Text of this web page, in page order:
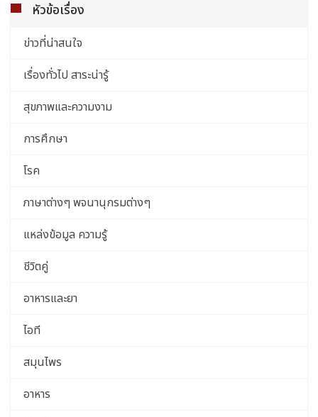
หัวข้อเรื่อง
ข่าวที่น่าสนใจ
เรื่องทั่วไป สาระน่ารู้
สุขภาพและความงาม
การศึกษา
โรค
ภาษาต่างๆ พจนานุกรมต่างๆ
แหล่งข้อมูล ความรู้
ชีวิตคู่
อาหารและยา
ไอที
สมุนไพร
อาหาร